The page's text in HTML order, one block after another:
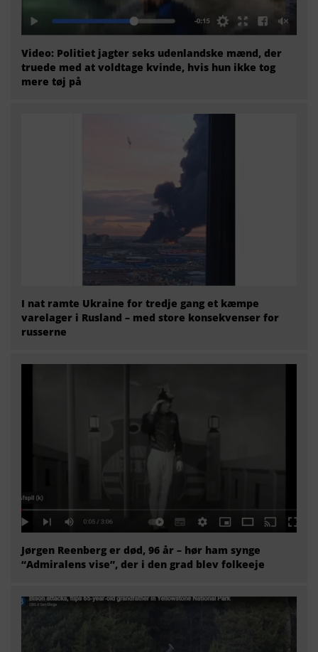
Video: Politiet jagter seks udenlandske mænd, der
truede med at voldtage kvinde, hvis hun ikke tog
mere tøj på
I nat ramte Ukraine for tredje gang et kæmpe
varelager i Rusland – med store konsekvenser for
russerne
Jørgen Reenberg er død, 96 år – hør ham synge
“Admiralens vise”, der i den grad blev folkeeje